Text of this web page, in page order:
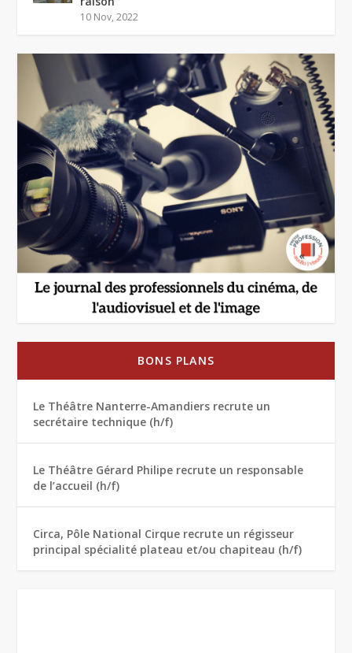
10 Nov, 2022
BONS PLANS
Le Théâtre Nanterre-Amandiers recrute un
secrétaire technique (h/f)
Le Théâtre Gérard Philipe recrute un responsable
de l’accueil (h/f)
Circa, Pôle National Cirque recrute un régisseur
principal spécialité plateau et/ou chapiteau (h/f)